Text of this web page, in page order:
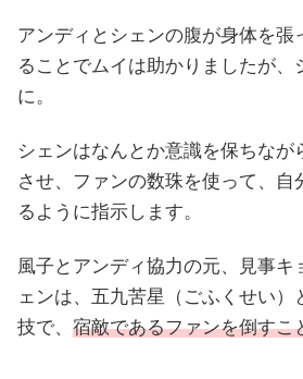
アンディとシェンの腹が身体を張
ることでムイは助かりましたが、
に。
シェンはなんとか意識を保ちなが
させ、ファンの数珠を使って、自
るように指示します。
風子とアンディ協力の元、見事キ
ェンは、五九苦星（ごふくせい）
技で、 宿敵であるファンを倒すこ